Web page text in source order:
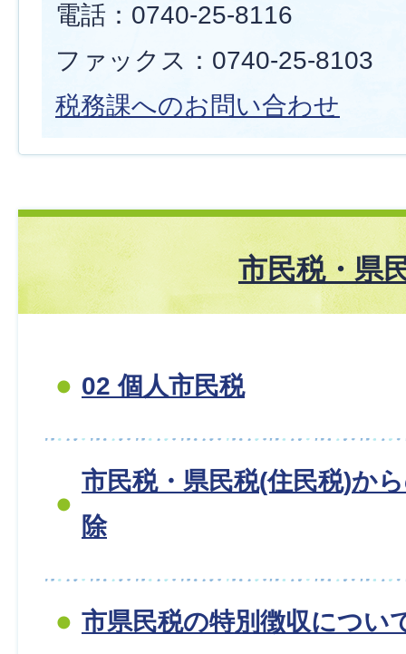
電話：0740-25-8116
ファックス：0740-25-8103
税務課へのお問い合わせ
市民税・県
02 個人市民税
市民税・県民税(住民税)か
除
市県民税の特別徴収につい